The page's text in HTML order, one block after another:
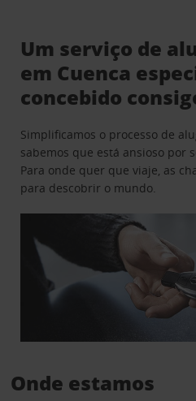
Um serviço de
em Cuenca
concebido
Simplificamos o processo de
sabemos que está ansioso por
Para onde quer que viaje, as
para descobrir o mundo.
Onde estamos